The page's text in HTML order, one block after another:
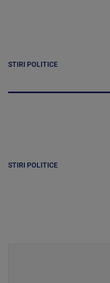
STIRI POLITICE
STIRI POLITICE